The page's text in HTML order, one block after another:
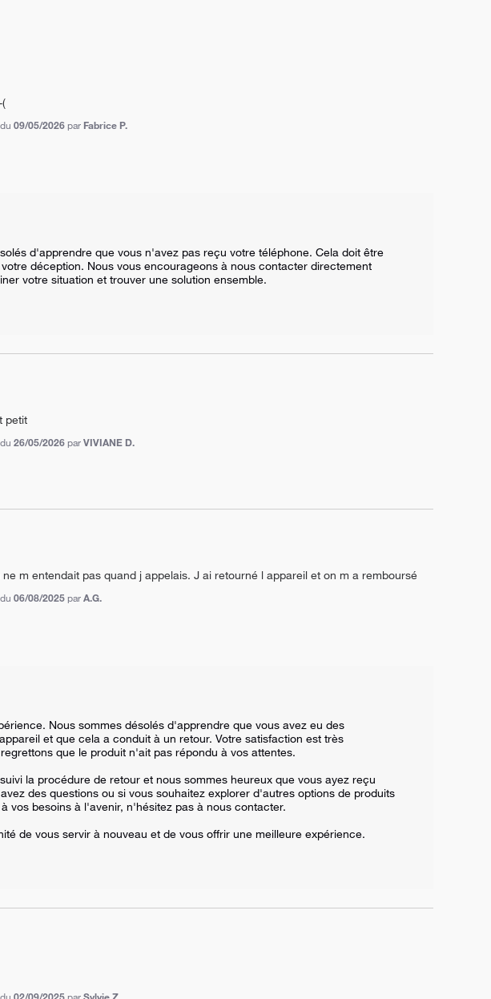
du09/05/2026 par Fabrice P.
d'apprendre que vous n'avez pas reçu votre téléphone. Cela doit être
déception. Nous vous encourageons à nous contacter directement
votre situation et trouver une solution ensemble.
petit
du26/05/2026 parVIVIANE D.
m entendait pas quand j appelais. J ai retourné l appareil et on m a remboursé
du06/08/2025 parA.G.
Nous sommes désolés d'apprendre que vous avez eu des
et que cela a conduit à un retour. Votre satisfaction est très
que le produit n'ait pas répondu à vos attentes.
la procédure de retour et nous sommes heureux que vous ayez reçu
des questions ou si vous souhaitez explorer d'autres options de produits
vos besoins à l'avenir, n'hésitez pas à nous contacter.
de vous servir à nouveau et de vous offrir une meilleure expérience.
du02/09/2025 parSylvie Z.